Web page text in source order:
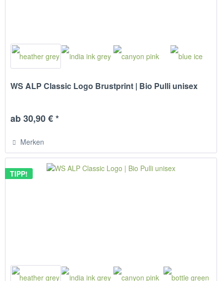
WS ALP Classic Logo Brustprint | Bio Pulli unisex
ab 30,90 € *
Merken
TIPP!